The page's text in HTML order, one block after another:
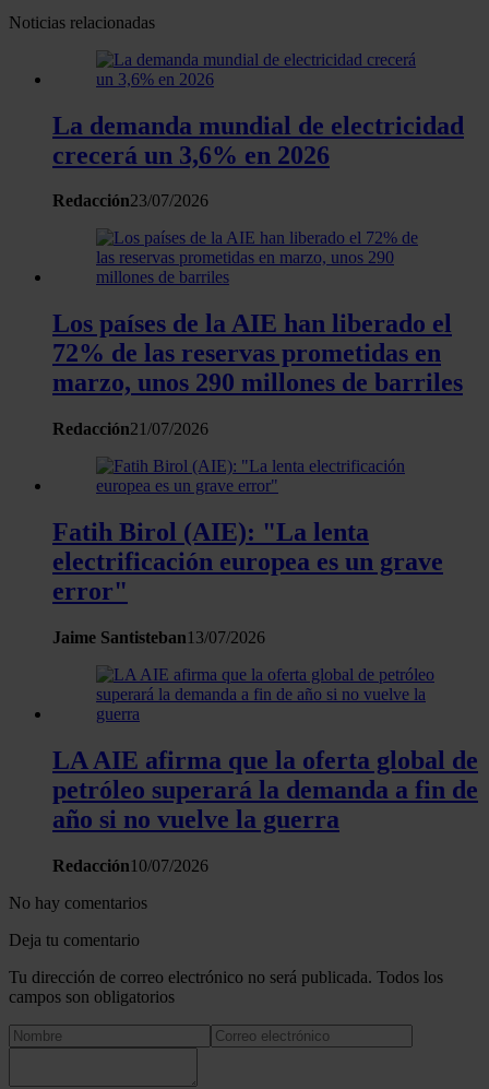
web, quienes pueden combinarla con otra información
que les haya proporcionado o que hayan recopilado a
partir del uso que haya hecho de sus servicios.
Noticias relacionadas
La demanda mundial de electricidad
crecerá un 3,6% en 2026
Redacción23/07/2026
Los países de la AIE han liberado el
72% de las reservas prometidas en
marzo, unos 290 millones de barriles
Redacción21/07/2026
Fatih Birol (AIE): "La lenta
electrificación europea es un grave
error"
Jaime Santisteban13/07/2026
LA AIE afirma que la oferta global de
petróleo superará la demanda a fin de
año si no vuelve la guerra
Redacción10/07/2026
No hay comentarios
Deja tu comentario
Tu dirección de correo electrónico no será publicada. Todos los
campos son obligatorios